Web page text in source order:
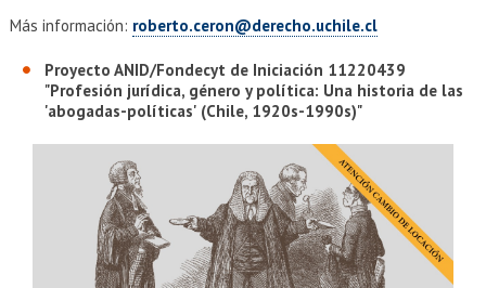
Más información: roberto.ceron@derecho.uchile.cl
Proyecto ANID/Fondecyt de Iniciación 11220439
"Profesión jurídica, género y política: Una historia de las
'abogadas-políticas' (Chile, 1920s-1990s)"